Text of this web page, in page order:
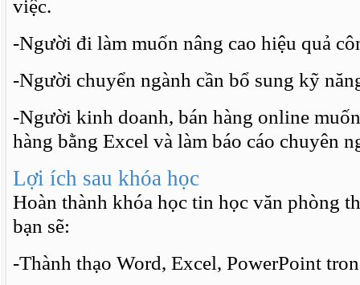
việc.
-Người đi làm muốn nâng cao hiệu quả
-Người chuyển ngành cần bổ sung kỹ
-Người kinh doanh, bán hàng online
hàng bằng Excel và làm báo cáo chuyên
Lợi ích sau khóa học
Hoàn thành khóa học tin học văn phòng
bạn sẽ:
-Thành thạo Word, Excel, PowerPoint